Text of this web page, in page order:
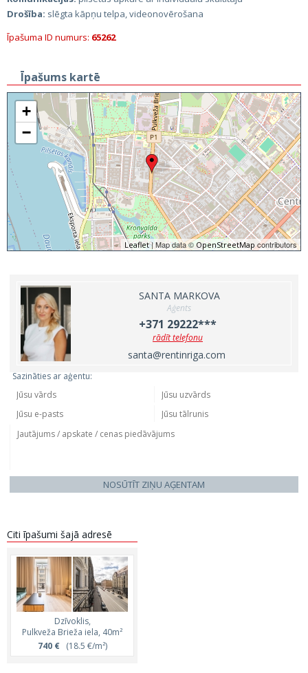
Drošība: slēgta kāpņu telpa, videonovērošana
Īpašuma ID numurs: 65262
Īpašums kartē
+
−
Leaflet| Map data © OpenStreetMapcontributors
SANTA MARKOVA
Aģents
+371 29222***
rādīt telefonu
santa@rentinriga.com
Sazināties ar aģentu:
NOSŪTĪT ZIŅU AĢENTAM
Citi īpašumi šajā adresē
Dzīvoklis,
Pulkveža Brieža iela, 40m²
740 €(18.5 €/m²)